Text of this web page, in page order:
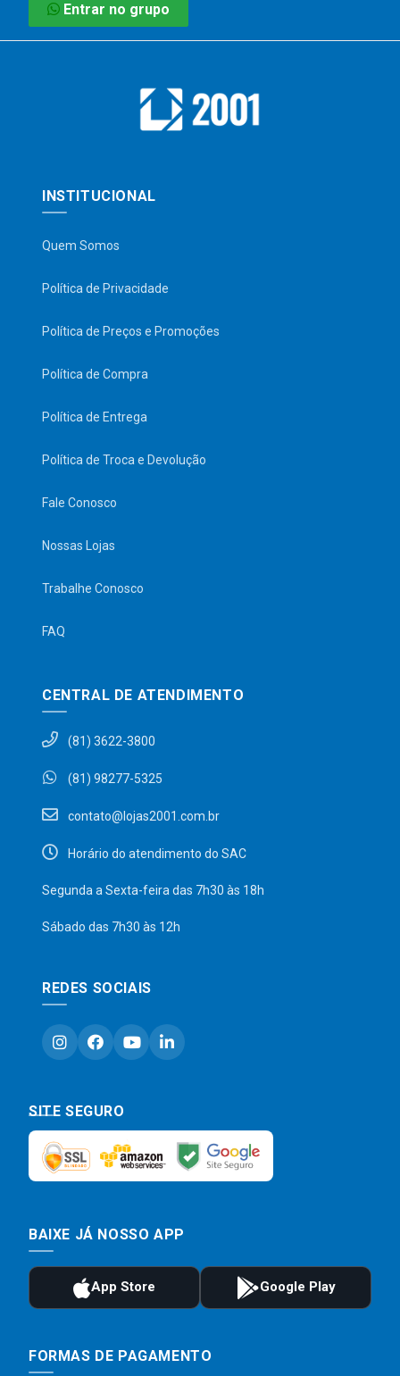
Entrar no grupo
INSTITUCIONAL
Quem Somos
Política de Privacidade
Política de Preços e Promoções
Política de Compra
Política de Entrega
Política de Troca e Devolução
Fale Conosco
Nossas Lojas
Trabalhe Conosco
FAQ
CENTRAL DE ATENDIMENTO
(81) 3622-3800
(81) 98277-5325
contato@lojas2001.com.br
Horário do atendimento do SAC
Segunda a Sexta-feira das 7h30 às 18h
Sábado das 7h30 às 12h
REDES SOCIAIS
SITE SEGURO
BAIXE JÁ NOSSO APP
FORMAS DE PAGAMENTO